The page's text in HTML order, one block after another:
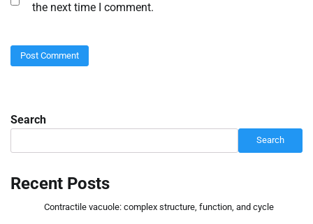
the next time I comment.
Search
Search
Recent Posts
Contractile vacuole: complex structure, function, and cycle